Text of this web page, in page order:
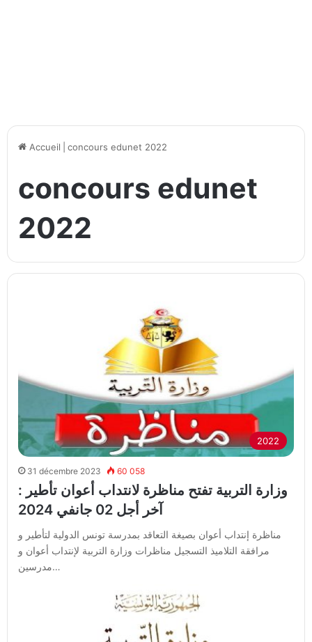
Accueil concours edunet 2022
concours edunet
2022
2022
31 décembre 2023 60 058
وزارة التربية تفتح مناظرة لانتداب أعوان تأطير :
آخر أجل 02 جانفي 2024
مناظرة إنتداب أعوان بصيغة التعاقد بمدرسة تونس الدولية لتأطير و
مرافقة التلاميذ التسجيل مناظرات وزارة التربية لإنتداب أعوان و
مدرسين…